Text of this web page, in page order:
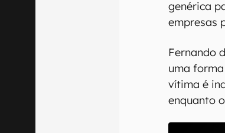
genérica
empresas
Fernando
uma
vítima é
enquanto